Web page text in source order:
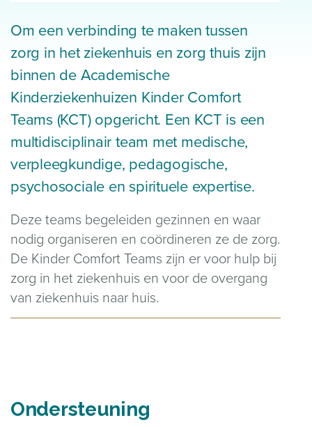
Om een verbinding te maken tussen
zorg in het ziekenhuis en zorg thuis zijn
binnen de Academische
Kinderziekenhuizen Kinder Comfort
Teams (KCT) opgericht. Een KCT is een
multidisciplinair team met medische,
verpleegkundige, pedagogische,
psychosociale en spirituele expertise.
Deze teams begeleiden gezinnen en waar
nodig organiseren en coördineren ze de zorg.
De Kinder Comfort Teams zijn er voor hulp bij
zorg in het ziekenhuis en voor de overgang
van ziekenhuis naar huis.
Ondersteuning